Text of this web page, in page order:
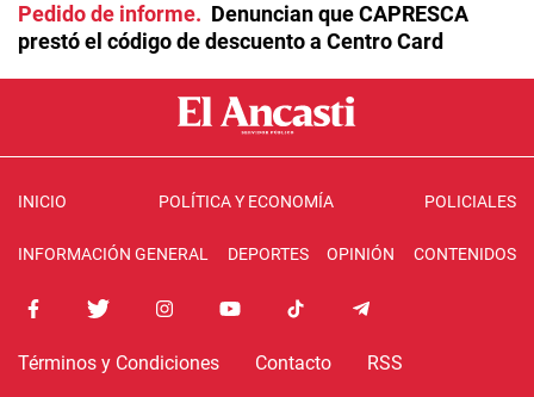
Pedido de informe
Denuncian que CAPRESCA
prestó el código de descuento a Centro Card
INICIO POLÍTICA Y ECONOMÍA POLICIALES
INFORMACIÓN GENERAL DEPORTES OPINIÓN CONTENIDOS
Términos y Condiciones Contacto RSS